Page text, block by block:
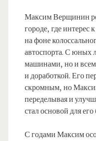
Максим Верщинин
городе, где интерес
на фоне
автоспорта. С юных
машинами, но и
и доработкой. Его
скромным, но
переделывая и
стал основой для
С годами Максим